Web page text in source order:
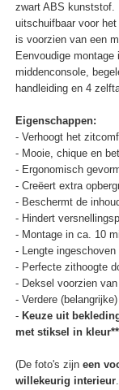
zwart ABS kunststof.
uitschuifbaar voor
is voorzien van een
Eenvoudige
middenconsole,
handleiding en 4
Eigenschappen:
- Verhoogt het
- Mooie, chique en
- Ergonomisch
- Creëert extra
- Beschermt de
- Hindert
- Montage in ca. 10
- Lengte
- Perfecte zithoogte
- Deksel voorzien
- Verdere
- Keuze uit
met stiksel in kleur**
(De foto's zijn een
willekeurig interieur